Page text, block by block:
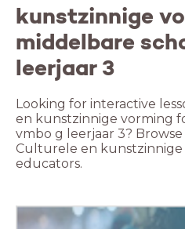
kunstzinnige
middelbare
leerjaar 3
Looking for interactive
en kunstzinnige vorming
vmbo g leerjaar 3?
Culturele en
educators.